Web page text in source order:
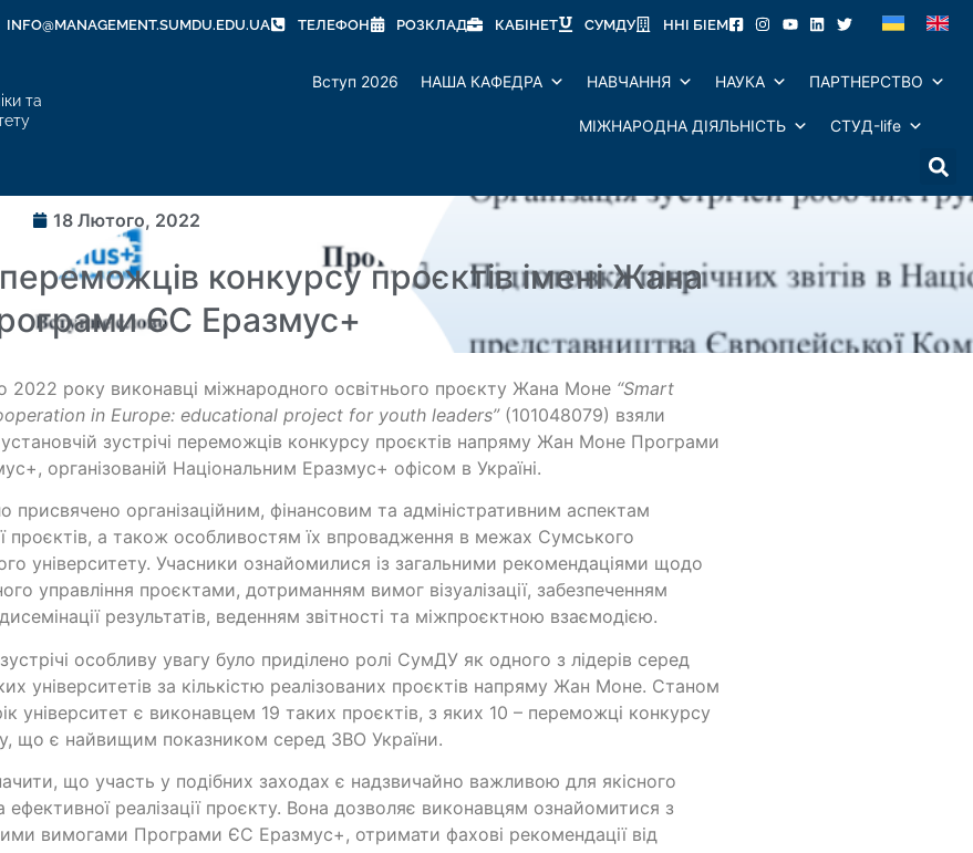
INFO@MANAGEMENT.SUMDU.EDU.UA ТЕЛЕФОН РОЗКЛАД КАБІНЕТ СУМДУ ННІ БІЕМ
та
Вступ 2026 НАША КАФЕДРА НАВЧАННЯ НАУКА ПАРТНЕРСТВО
МІЖНАРОДНА ДІЯЛЬНІСТЬ СТУД-life
18 Лютого, 2022
переможців конкурсу проєктів імені Жана
ЄС Еразмус+
2022 року виконавці міжнародного освітнього проєкту Жана Моне “Smart
in Europe: educational project for youth leaders”(101048079) взяли
зустрічі переможців конкурсу проєктів напряму Жан Моне Програми
організованій Національним Еразмус+ офісом в Україні.
присвячено організаційним, фінансовим та адміністративним аспектам
проєктів, а також особливостям їх впровадження в межах Сумського
університету. Учасники ознайомилися із загальними рекомендаціями щодо
управління проєктами, дотриманням вимог візуалізації, забезпеченням
результатів, веденням звітності та міжпроєктною взаємодією.
особливу увагу було приділено ролі СумДУ як одного з лідерів серед
університетів за кількістю реалізованих проєктів напряму Жан Моне. Станом
університет є виконавцем 19 таких проєктів, з яких 10 – переможці конкурсу
що є найвищим показником серед ЗВО України.
що участь у подібних заходах є надзвичайно важливою для якісного
ефективної реалізації проєкту. Вона дозволяє виконавцям ознайомитися з
вимогами Програми ЄС Еразмус+, отримати фахові рекомендації від